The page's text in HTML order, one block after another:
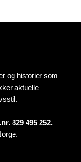
og historier som
aktuelle
829 495 252.